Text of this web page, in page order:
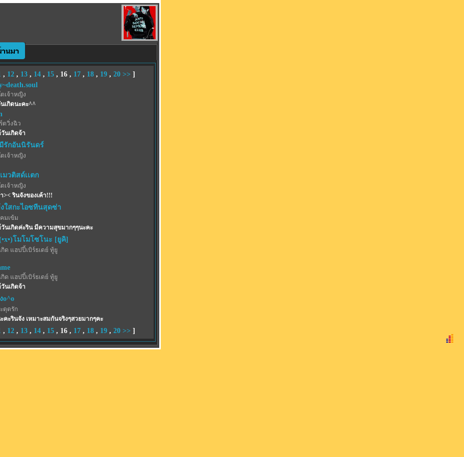
, 12, 13, 14, 15, 16, 17, 18, 19, 20 >> ]
เจ้าหญิง
เกิดนะคะ^^
ตวิ่งฉิว
นเกิดจ้า
รักอันนิรันดร์
เจ้าหญิง
มวติสด์เเตก
เจ้าหญิง
>< รินจังของเค้า!!!
ใสกะไอซทีนสุดซ่า
มเข้ม
นเกิดค่ะริน มีความสุขมากๆๆนะคะ
โมโมโซโนะ [ยูคิ]
กิด แฮปปี้เบิร์ธเดย์ ทู้ยู
กิด แฮปปี้เบิร์ธเดย์ ทู้ยู
นเกิดจ้า
o^o
ดุดรัก
คะรินจัง เหมาะสมกันจริงๆสวยมากๆคะ
, 12, 13, 14, 15, 16, 17, 18, 19, 20 >> ]